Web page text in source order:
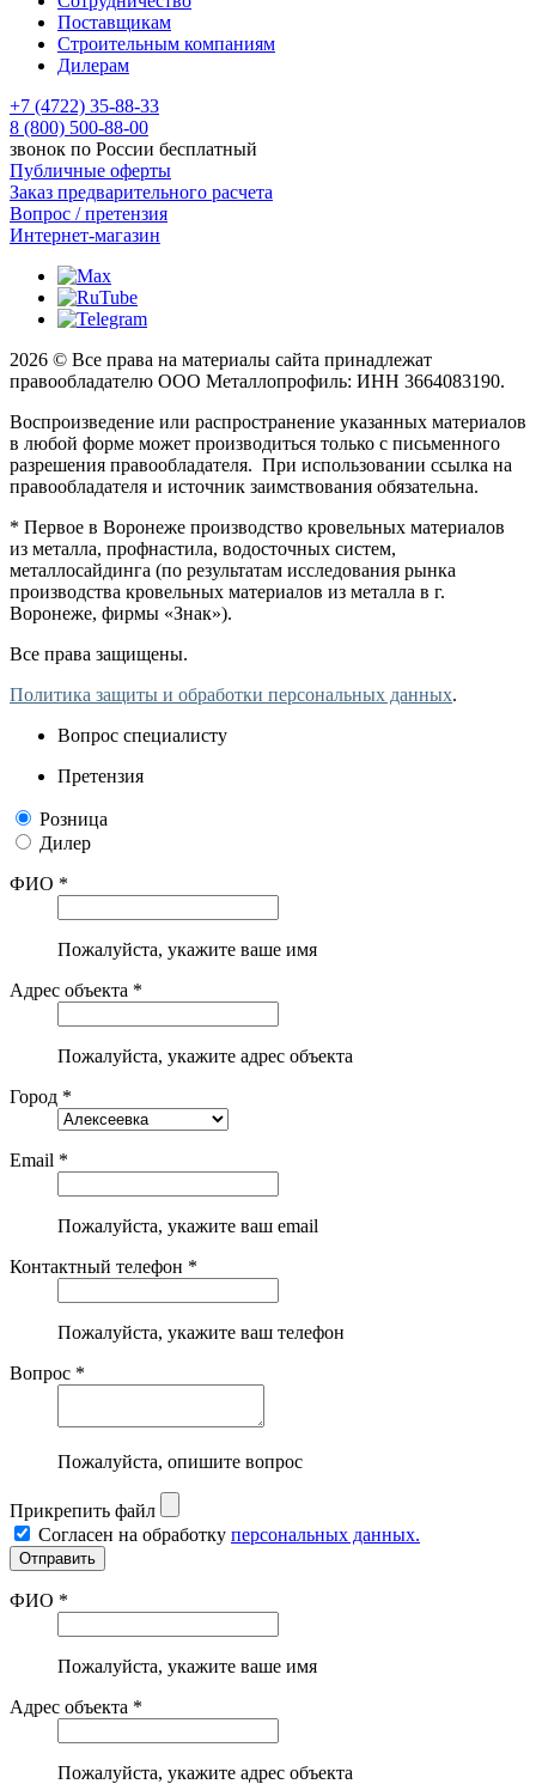
Поставщикам
Строительным компаниям
Дилерам
+7 (4722) 35-88-33
8 (800) 500-88-00
звонок по России бесплатный
Публичные оферты
Заказ предварительного расчета
Вопрос / претензия
Интернет-магазин
2026 © Все права на материалы сайта принадлежат
правообладателю ООО Металлопрофиль: ИНН 3664083190.
Воспроизведение или распространение указанных материалов
в любой форме может производиться только с письменного
разрешения правообладателя. При использовании ссылка на
правообладателя и источник заимствования обязательна.
* Первое в Воронеже производство кровельных материалов
из металла, профнастила, водосточных систем,
металлосайдинга (по результатам исследования рынка
производства кровельных материалов из металла в г.
Воронеже, фирмы «Знак»).
Все права защищены.
Политика защиты и обработки персональных данных.
Вопрос специалисту
Претензия
Розница
Дилер
ФИО *
Пожалуйста, укажите ваше имя
Адрес объекта *
Пожалуйста, укажите адрес объекта
Город *
Email *
Пожалуйста, укажите ваш email
Контактный телефон *
Пожалуйста, укажите ваш телефон
Вопрос *
Пожалуйста, опишите вопрос
Прикрепить файл
Согласен на обработку персональных данных.
ФИО *
Пожалуйста, укажите ваше имя
Адрес объекта *
Пожалуйста, укажите адрес объекта